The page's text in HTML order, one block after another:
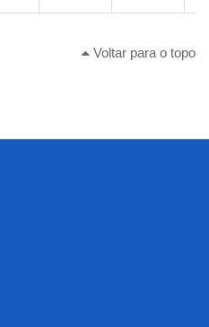
Voltar para o topo